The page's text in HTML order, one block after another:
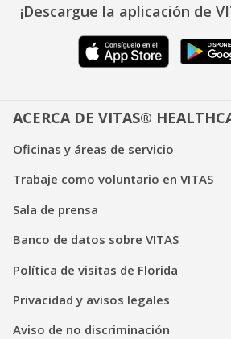
¡Descargue la aplicación de
ACERCA DE VITAS®
Oficinas y áreas de servicio
Trabaje como voluntario en VITAS
Sala de prensa
Banco de datos sobre VITAS
Política de visitas de Florida
Privacidad y avisos legales
Aviso de no discriminación